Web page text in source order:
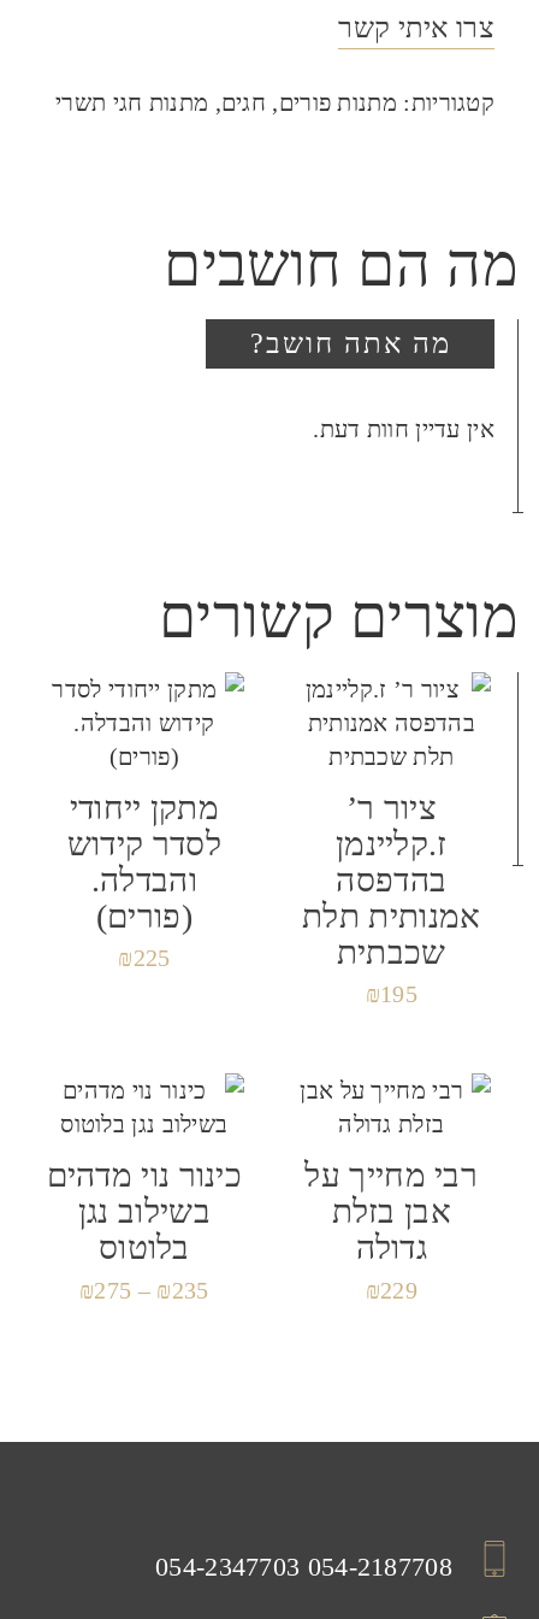
צרו איתי קשר
קטגוריות: מתנות פורים, חגים, מתנות חגי תשרי
מה הם חושבים
מה אתה חושב?
היה הראשון לכתוב סקירה
*
אימייל *
שמור בדפדפן זה את השם, האימייל והאתר שלי
אין עדיין חוות דעת.
מוצרים קשורים
ציור ר’
ז.קליינמן
בהדפסה
אמנותית תלת
שכבתית
₪195
מתקן ייחודי
לסדר קידוש
והבדלה.
(פורים)
₪225
רבי מחייך על
אבן בזלת
גדולה
₪229
כינור נוי מדהים
בשילוב נגן
בלוטוס
₪235
–
₪275
054-2187708
054-2347703